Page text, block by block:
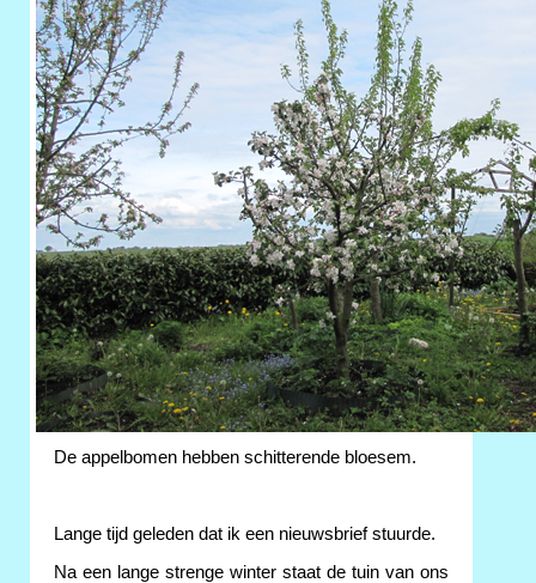
De appelbomen hebben schitterende bloesem.
Lange tijd geleden dat ik een nieuwsbrief stuurde.
Na een lange strenge winter staat de tuin van ons